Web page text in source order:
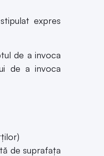
expres
de a invoca
de a invoca
de suprafața